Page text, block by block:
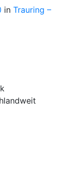
in Trauring –